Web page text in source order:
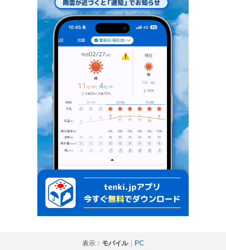
表示： モバイル｜ PC